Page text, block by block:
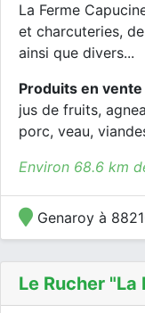
La Ferme
et charcuteries,
ainsi que divers...
Produits en vente
jus de fruits,
porc, veau,
Environ 68.6 km
Genaroy à
Le Rucher "la